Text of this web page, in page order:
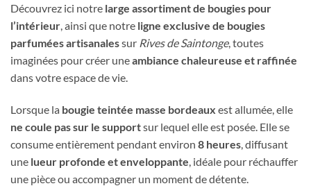
Découvrez ici notre large assortiment de bougies pour
l’intérieur , ainsi que notre ligne exclusive de bougies
parfumées artisanalessur Rives de Saintonge, toutes
imaginées pour créer uneambiance chaleureuse et raffinée
dans votre espace de vie.
Lorsque la bougie teintée masse bordeaux est allumée, elle
ne coule pas sur le supportsur lequel elle est posée. Elle se
consume entièrement pendant environ 8 heures , diffusant
une lueur profonde et enveloppante , idéale pour réchauffer
une pièce ou accompagner un moment de détente.